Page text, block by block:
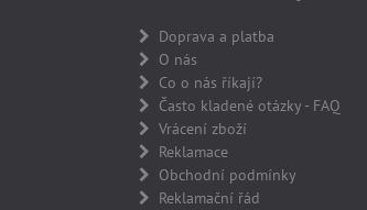
Doprava a platba
O nás
Co o nás říkají?
Často kladené otázky - FAQ
Vrácení zboží
Reklamace
Obchodní podmínky
Reklamační řád